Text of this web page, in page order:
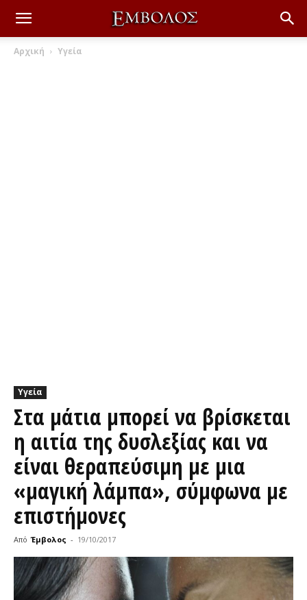
Αρχική Υγεία
Υγεία
Στα μάτια μπορεί να βρίσκεται
η αιτία της δυσλεξίας και να
είναι θεραπεύσιμη με μια
«μαγική λάμπα», σύμφωνα με
επιστήμονες
Από Έμβολος - 19/10/2017